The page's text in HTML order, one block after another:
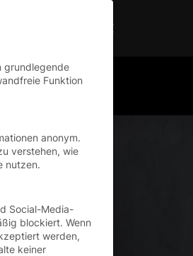
grundlegende
Funktion
anonym.
verstehen, wie
nutzen.
Social-Media-
blockiert. Wenn
werden,
keiner